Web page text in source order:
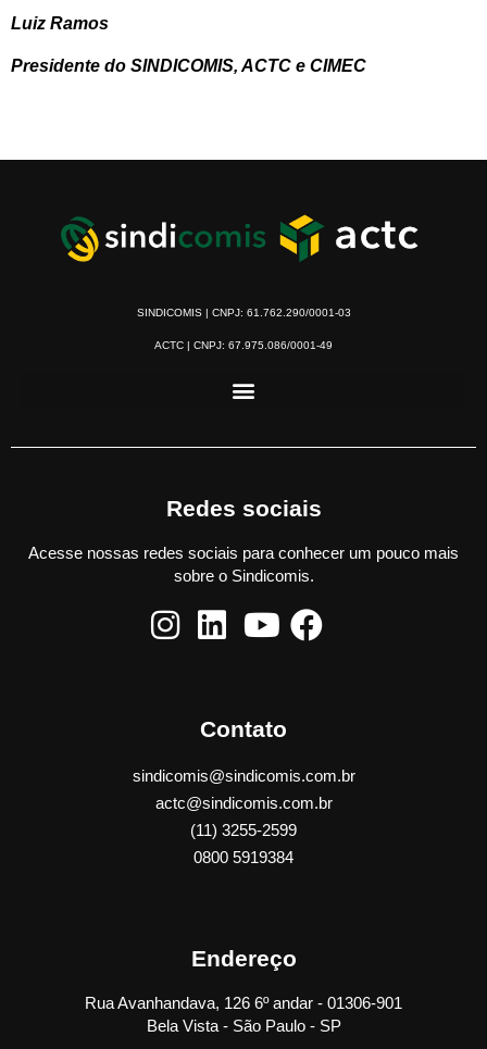
Luiz Ramos
Presidente do SINDICOMIS, ACTC e CIMEC
SINDICOMIS | CNPJ: 61.762.290/0001-03
ACTC | CNPJ: 67.975.086/0001-49
Redes sociais
Acesse nossas redes sociais para conhecer um pouco mais
sobre o Sindicomis.
Contato
sindicomis@sindicomis.com.br
actc@sindicomis.com.br
(11) 3255-2599
0800 5919384
Endereço
Rua Avanhandava, 126 6º andar - 01306-901
Bela Vista - São Paulo - SP